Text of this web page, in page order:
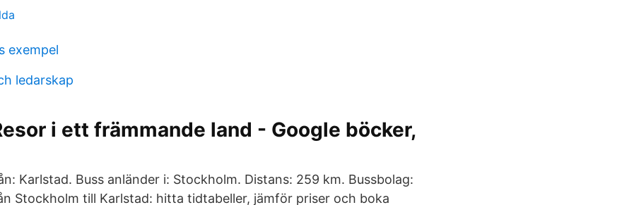
exempel
ledarskap
i ett främmande land - Google böcker,
Karlstad. Buss anländer i: Stockholm. Distans: 259 km. Bussbolag:
Stockholm till Karlstad: hitta tidtabeller, jämför priser och boka